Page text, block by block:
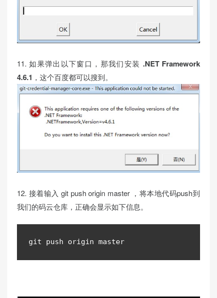
11. 如果弹出以下窗口，那我们安装 .NET Framework
4.6.1 ，这个百度都可以搜到。
12. 接着输入 git push origin master ，将本地代码push到
我们的码云仓库，正确会显示如下信息。
git push origin master